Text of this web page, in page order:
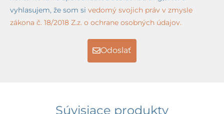
vyhlasujem, že som si vedomý svojich práv v zmysle
zákona č. 18/2018 Z.z. o ochrane osobných údajov.
Odoslať
Súvisiace produkty